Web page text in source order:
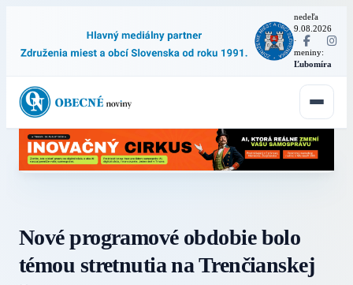
nedeľa
9.08.2026
·
meniny:
Ľubomíra
Nové programové obdobie bolo
témou stretnutia na Trenčianskej